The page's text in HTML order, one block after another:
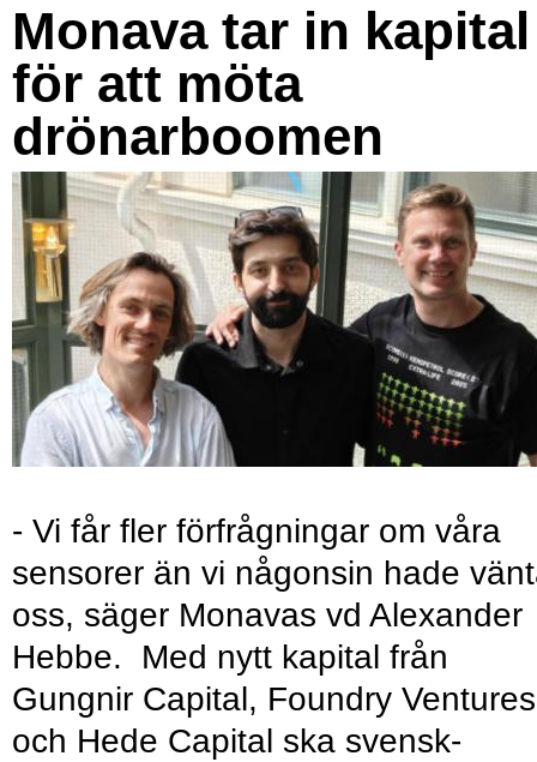
Monava tar in kapital
för att möta
drönarboomen
- Vi får fler förfrågningar om våra
sensorer än vi någonsin hade
oss, säger Monavas vd Alexander
Hebbe. Med nytt kapital från
Gungnir Capital, Foundry Ventures
och Hede Capital ska svensk-